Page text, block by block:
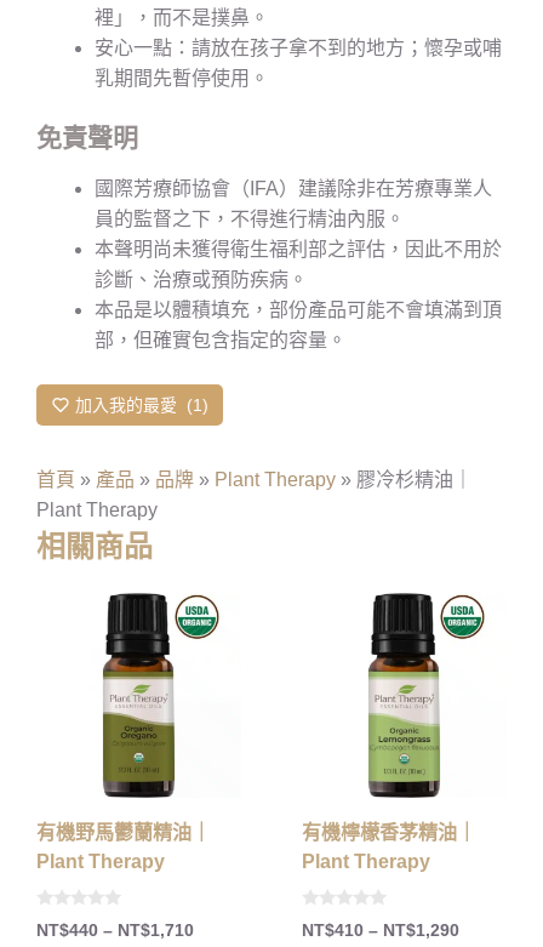
裡」，而不是撲鼻。
安心一點：請放在孩子拿不到的地方；懷孕或哺
乳期間先暫停使用。
免責聲明
國際芳療師協會（IFA）建議除非在芳療專業人
員的監督之下，不得進行精油內服。
本聲明尚未獲得衛生福利部之評估，因此不用於
診斷、治療或預防疾病。
本品是以體積填充，部份產品可能不會填滿到頂
部，但確實包含指定的容量。
加入我的最愛 1
首頁 » 產品 » 品牌 » Plant Therapy » 膠冷杉精油｜
Plant Therapy
相關商品
有機野馬鬱蘭精油｜
Plant Therapy
0
oNT$440 – NT$1,710
有機檸檬香茅精油｜
Plant Therapy
0
oNT$410 – NT$1,290